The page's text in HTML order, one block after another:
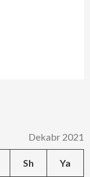
Dekabr 2021
Sh Ya